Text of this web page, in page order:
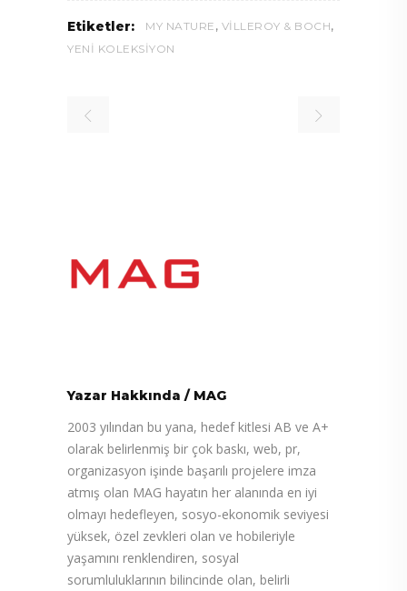
Etiketler: MY NATURE , VILLEROY & BOCH,
YENI KOLEKSIYON
Yazar Hakkında / MAG
2003 yılından bu yana, hedef kitlesi AB ve A+
olarak belirlenmiş bir çok baskı, web, pr,
organizasyon işinde başarılı projelere imza
atmış olan MAG hayatın her alanında en iyi
olmayı hedefleyen, sosyo-ekonomik seviyesi
yüksek, özel zevkleri olan ve hobileriyle
yaşamını renklendiren, sosyal
sorumluluklarının bilincinde olan, belirli